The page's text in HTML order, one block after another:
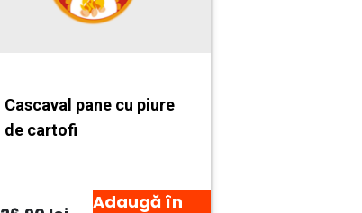
Cascaval pane cu piure
de cartofi
Adaugă în